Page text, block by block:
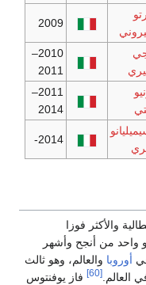
2010–
2011
2011–
2014
فوزا
وهو واحد من أنجح وأشهر
والعالم، وهو ثالث
[60]
فاز يوفنتوس